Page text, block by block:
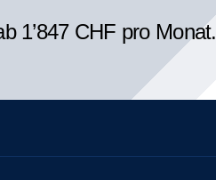
1’847 CHF pro Monat.